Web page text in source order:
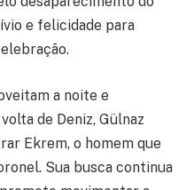
e felicidade para
a noite e
de Deniz, Gülnaz
Ekrem, o homem que
Sua busca continua